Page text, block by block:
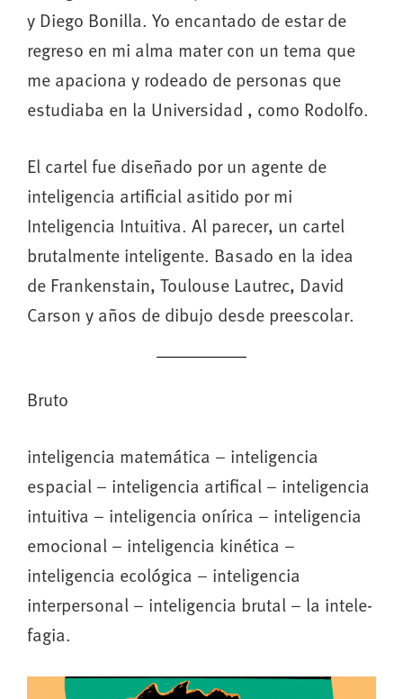
y Diego Bonilla. Yo encantado de estar de
regreso en mi alma mater con un tema que
me apaciona y rodeado de personas que
estudiaba en la Universidad , como Rodolfo.
El cartel fue diseñado por un agente de
inteligencia artificial asitido por mi
Inteligencia Intuitiva. Al parecer, un cartel
brutalmente inteligente. Basado en la idea
de Frankenstain, Toulouse Lautrec, David
Carson y años de dibujo desde preescolar.
Bruto
inteligencia matemática – inteligencia
espacial – inteligencia artifical – inteligencia
intuitiva – inteligencia onírica – inteligencia
emocional – inteligencia kinética –
inteligencia ecológica – inteligencia
interpersonal – inteligencia brutal – la intele-
fagia.